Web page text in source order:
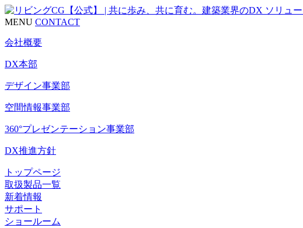
MENU CONTACT
会社概要
DX本部
デザイン事業部
空間情報事業部
360°プレゼンテーション事業部
DX推進方針
トップページ
取扱製品一覧
新着情報
サポート
ショールーム